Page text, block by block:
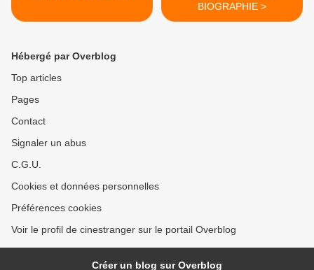
BIOGRAPHIE >
Hébergé par Overblog
Top articles
Pages
Contact
Signaler un abus
C.G.U.
Cookies et données personnelles
Préférences cookies
Voir le profil de cinestranger sur le portail Overblog
Créer un blog sur Overblog